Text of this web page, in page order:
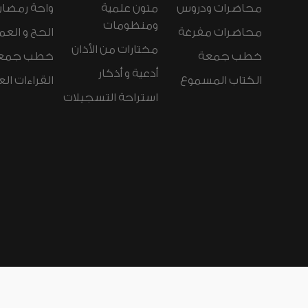
محاضرات ودروس
محاضرات مفرغة
خطب جمعة
الكتاب المسموع
متون علمية
ومنظومات
مختارات من الأذان
أدعية و أذكار
استراحة التسجيلات
واحة
الحج و
خطب
القراءات